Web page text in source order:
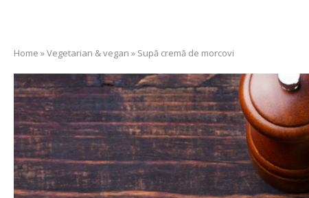
Home »Vegetarian & vegan » Supă cremă de morcovi